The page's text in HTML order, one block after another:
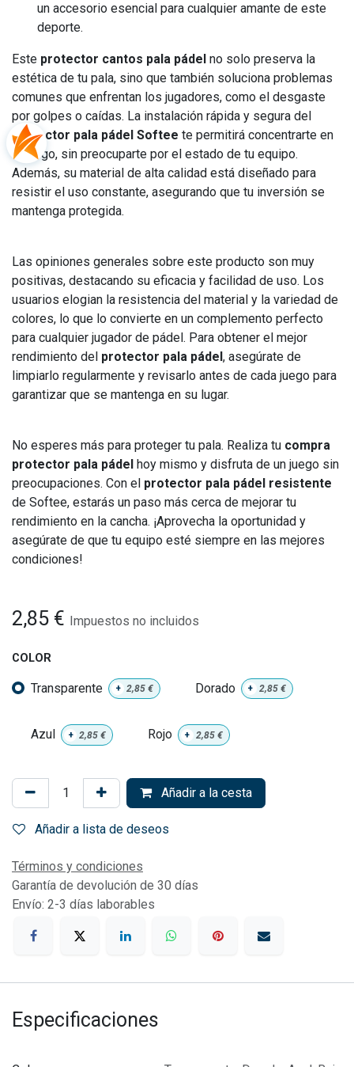
un accesorio esencial para cualquier amante de este
deporte.
Este protector cantos pala pádel no solo preserva la
estética de tu pala, sino que también soluciona problemas
comunes que enfrentan los jugadores, como el desgaste
por golpes o caídas. La instalación rápida y segura del
protector pala pádel Softee te permitirá concentrarte en
tu juego, sin preocuparte por el estado de tu equipo.
Además, su material de alta calidad está diseñado para
resistir el uso constante, asegurando que tu inversión se
mantenga protegida.
Las opiniones generales sobre este producto son muy
positivas, destacando su eficacia y facilidad de uso. Los
usuarios elogian la resistencia del material y la variedad de
colores, lo que lo convierte en un complemento perfecto
para cualquier jugador de pádel. Para obtener el mejor
rendimiento del protector pala pádel, asegúrate de
limpiarlo regularmente y revisarlo antes de cada juego para
garantizar que se mantenga en su lugar.
No esperes más para proteger tu pala. Realiza tu compra
protector pala pádel hoy mismo y disfruta de un juego sin
preocupaciones. Con el protector pala pádel resistente
de Softee, estarás un paso más cerca de mejorar tu
rendimiento en la cancha. ¡Aprovecha la oportunidad y
asegúrate de que tu equipo esté siempre en las mejores
condiciones!
2,85 € Impuestos no incluidos
COLOR
Transparente + 2,85 € Dorado + 2,85€
Azul + 2,85 € Rojo + 2,85€
Añadir a la cesta
Añadir a lista de deseos
Términos y condiciones
Garantía de devolución de 30 días
Envío: 2-3 días laborables
Especificaciones